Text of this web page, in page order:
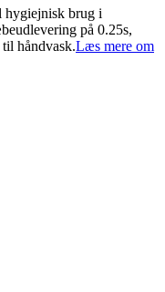
hygiejnisk brug i
på 0.25s,
håndvask.Læs mere om